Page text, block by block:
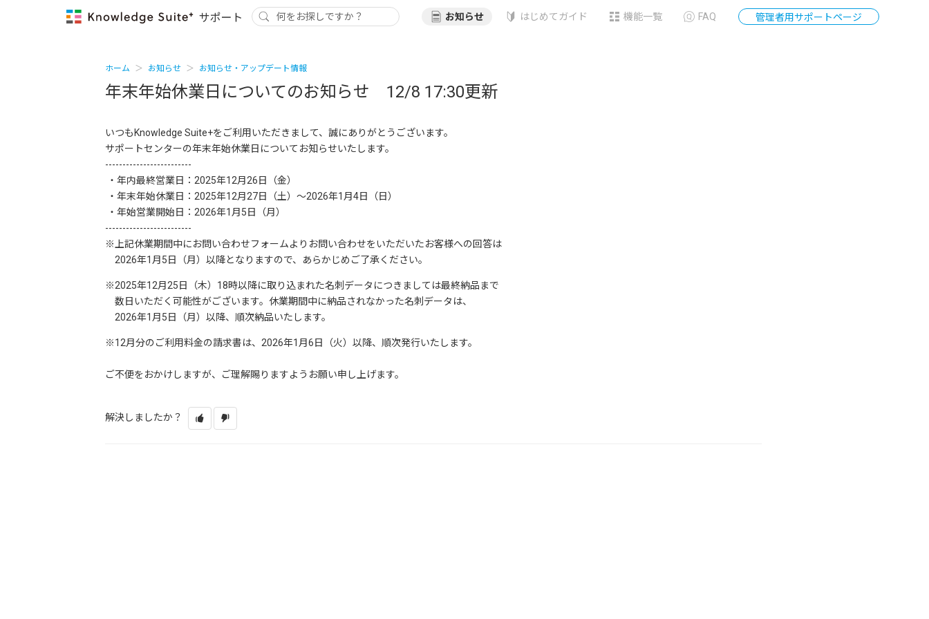
お知らせ はじめてガイド 機能一覧 FAQ 管理者用サポートページ
ホーム お知らせ お知らせ・アップデート情報
年末年始休業日についてのお知らせ 12/8 17:30更新
いつもKnowledge Suite+をご利用いただきまして、誠にありがとうございます。
サポートセンターの年末年始休業日についてお知らせいたします。
-------------------------
・年内最終営業日：2025年12月26日（金）
・年末年始休業日：2025年12月27日（土）～2026年1月4日（日）
・年始営業開始日：2026年1月5日（月）
-------------------------
※上記休業期間中にお問い合わせフォームよりお問い合わせをいただいたお客様への回答は
2026年1月5日（月）以降となりますので、あらかじめご了承ください。
※2025年12月25日（木）18時以降に取り込まれた名刺データにつきましては最終納品まで
数日いただく可能性がございます。休業期間中に納品されなかった名刺データは、
2026年1月5日（月）以降、順次納品いたします。
※12月分のご利用料金の請求書は、2026年1月6日（火）以降、順次発行いたします。
ご不便をおかけしますが、ご理解賜りますようお願い申し上げます。
解決しましたか？